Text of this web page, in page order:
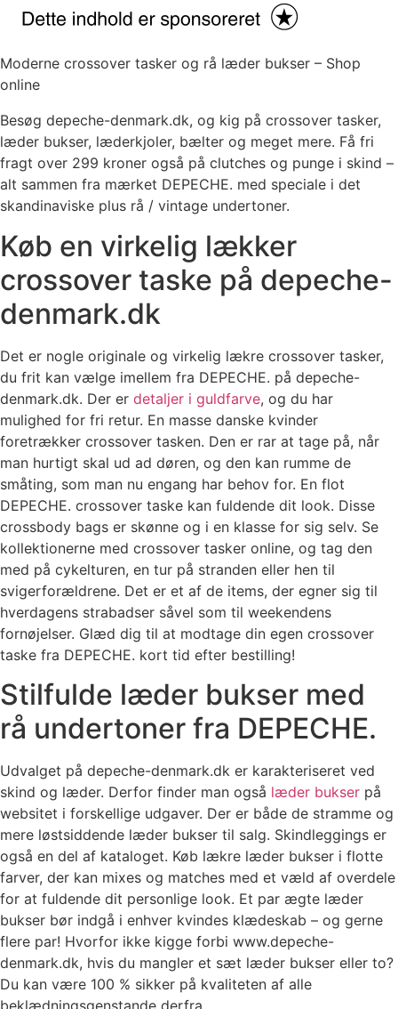
Moderne crossover tasker og rå læder bukser – Shop
online
Besøg depeche-denmark.dk, og kig på crossover tasker,
læder bukser, læderkjoler, bælter og meget mere. Få fri
fragt over 299 kroner også på clutches og punge i skind –
alt sammen fra mærket DEPECHE. med speciale i det
skandinaviske plus rå / vintage undertoner.
Køb en virkelig lækker
crossover taske på depeche-
denmark.dk
Det er nogle originale og virkelig lækre crossover tasker,
du frit kan vælge imellem fra DEPECHE. på depeche-
denmark.dk. Der er detaljer i guldfarve, og du har
mulighed for fri retur. En masse danske kvinder
foretrækker crossover tasken. Den er rar at tage på, når
man hurtigt skal ud ad døren, og den kan rumme de
småting, som man nu engang har behov for. En flot
DEPECHE. crossover taske kan fuldende dit look. Disse
crossbody bags er skønne og i en klasse for sig selv. Se
kollektionerne med crossover tasker online, og tag den
med på cykelturen, en tur på stranden eller hen til
svigerforældrene. Det er et af de items, der egner sig til
hverdagens strabadser såvel som til weekendens
fornøjelser. Glæd dig til at modtage din egen crossover
taske fra DEPECHE. kort tid efter bestilling!
Stilfulde læder bukser med
rå undertoner fra DEPECHE.
Udvalget på depeche-denmark.dk er karakteriseret ved
skind og læder. Derfor finder man også læder bukser på
websitet i forskellige udgaver. Der er både de stramme og
mere løstsiddende læder bukser til salg. Skindleggings er
også en del af kataloget. Køb lækre læder bukser i flotte
farver, der kan mixes og matches med et væld af overdele
for at fuldende dit personlige look. Et par ægte læder
bukser bør indgå i enhver kvindes klædeskab – og gerne
flere par! Hvorfor ikke kigge forbi www.depeche-
denmark.dk, hvis du mangler et sæt læder bukser eller to?
Du kan være 100 % sikker på kvaliteten af alle